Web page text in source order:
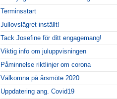
Terminsstart
Jullovslägret inställt!
Tack Josefine för ditt engagemang!
Viktig info om juluppvisningen
Påminnelse riktlinjer om corona
Välkomna på årsmöte 2020
Uppdatering ang. Covid19